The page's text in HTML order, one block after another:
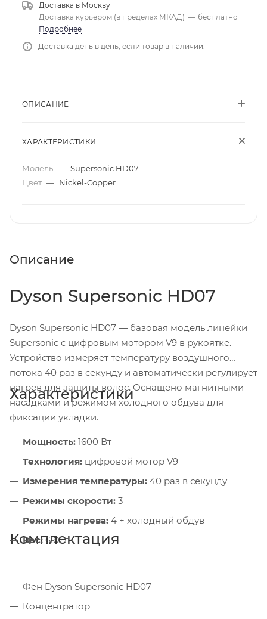
Доставка в Москву
Доставка курьером (в пределах МКАД) — бесплатно
Подробнее
Доставка день в день, если товар в наличии.
ОПИСАНИЕ
ХАРАКТЕРИСТИКИ
Модель — Supersonic HD07
Цвет — Nickel-Copper
Описание
Dyson Supersonic HD07
Dyson Supersonic HD07 — базовая модель линейки
Supersonic с цифровым мотором V9 в рукоятке.
Устройство измеряет температуру воздушного
потока 40 раз в секунду и автоматически регулирует
нагрев для защиты волос. Оснащено магнитными
насадками и режимом холодного обдува для
фиксации укладки.
Характеристики
Мощность: 1600 Вт
Технология: цифровой мотор V9
Измерения температуры: 40 раз в секунду
Режимы скорости: 3
Режимы нагрева: 4 + холодный обдув
Вес:690 г
Комплектация
Фен Dyson Supersonic HD07
Концентратор